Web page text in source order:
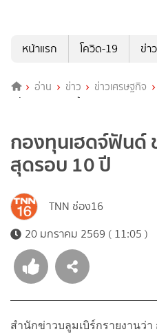
หน้าแรก
โควิด-19 ข่า
อ่าน ข่าว ข่าวเศรษฐกิจ
หนักสุดรอบ 10 ปี
กองทุนเฮดจ์ฟันด์
สุดรอบ 10 ปี
TNN ช่อง16
20 มกราคม 2569 ( 11:05 )
สำนักข่าวบลูมเบิร์กรายงานว่